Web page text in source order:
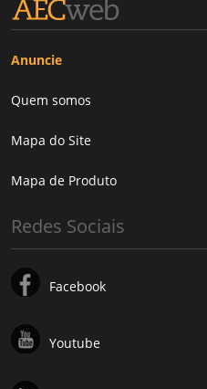
Anuncie
Quem somos
Mapa do Site
Mapa de Produto
Redes Sociais
Facebook
Youtube